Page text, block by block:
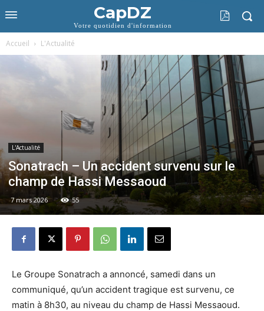
CapDZ
Votre quotidien d'information
Accueil L'Actualité
L'Actualité
Sonatrach – Un accident survenu sur le
champ de Hassi Messaoud
7 mars 2026 55
Le Groupe Sonatrach a annoncé, samedi dans un
communiqué, qu’un accident tragique est survenu, ce
matin à 8h30, au niveau du champ de Hassi Messaoud.